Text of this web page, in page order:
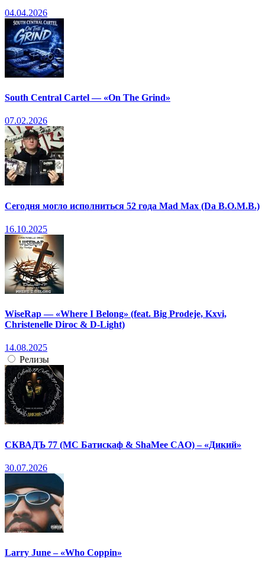
04.04.2026
South Central Cartel — «On The Grind»
07.02.2026
Сегодня могло исполниться 52 года Mad Max (Da B.O.M.B.)
16.10.2025
WiseRap — «Where I Belong» (feat. Big Prodeje, Kxvi,
Christenelle Diroc & D-Light)
14.08.2025
Релизы
СКВАДЪ 77 (МС Батискаф & ShaMee CAO) – «Дикий»
30.07.2026
Larry June – «Who Coppin»